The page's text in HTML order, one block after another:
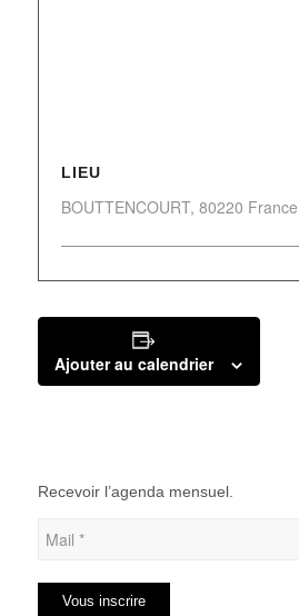
LIEU
BOUTTENCOURT, 80220 France
Ajouter au calendrier
Recevoir l’agenda mensuel.